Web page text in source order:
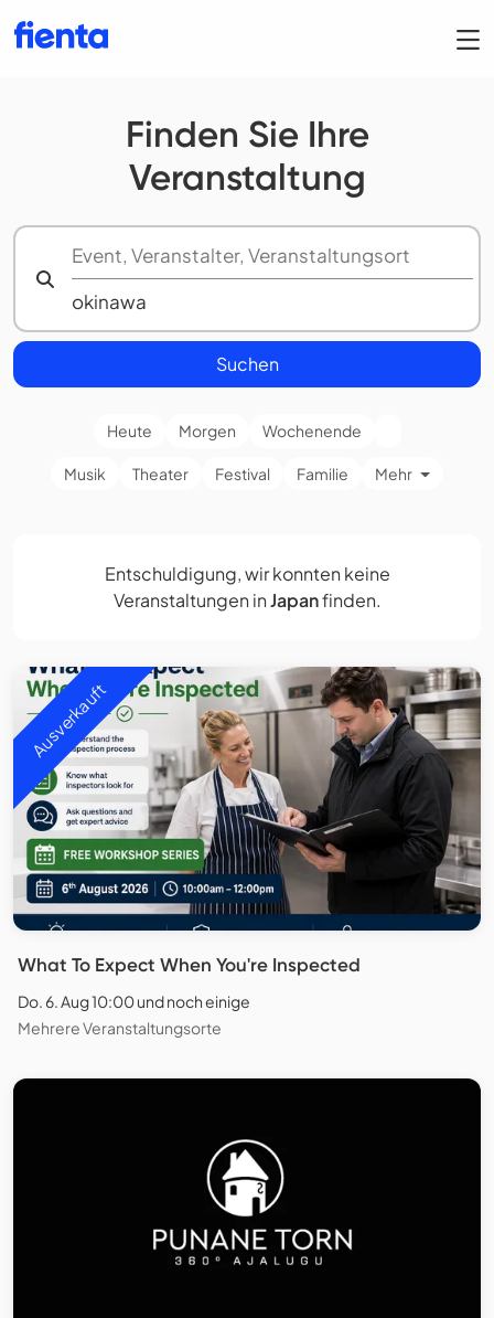
Finden Sie Ihre
Veranstaltung
Suchen
Heute Morgen Wochenende
Musik Theater Festival Familie Mehr
Entschuldigung, wir konnten keine
Veranstaltungen inJapanfinden.
Ausverkauft
What To Expect When You're Inspected
Do. 6. Aug 10:00 und noch einige
Mehrere Veranstaltungsorte